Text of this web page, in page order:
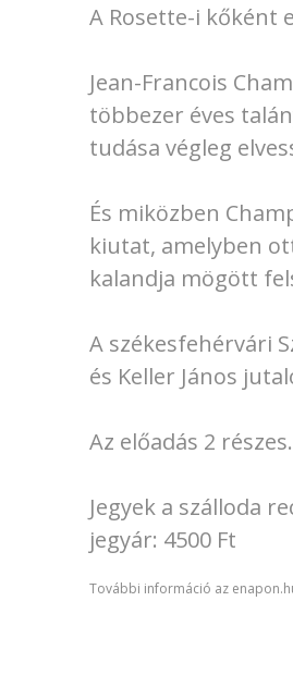
A Rosette-i kőként
Jean-Francois
többezer éves
tudása végleg
És miközben
kiutat, amelyben
kalandja mögött
A székesfehérvári
és Keller János
Az előadás 2 részes.
Jegyek a szálloda
jegyár: 4500 Ft
További információ az